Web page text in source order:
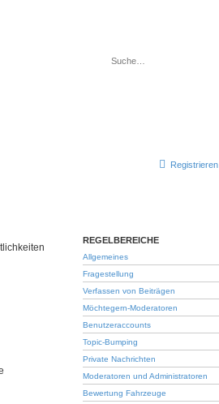
Registrieren
REGELBEREICHE
Allgemeines
Fragestellung
Verfassen von Beiträgen
Möchtegern-Moderatoren
Benutzeraccounts
Topic-Bumping
Private Nachrichten
Moderatoren und Administratoren
Bewertung Fahrzeuge